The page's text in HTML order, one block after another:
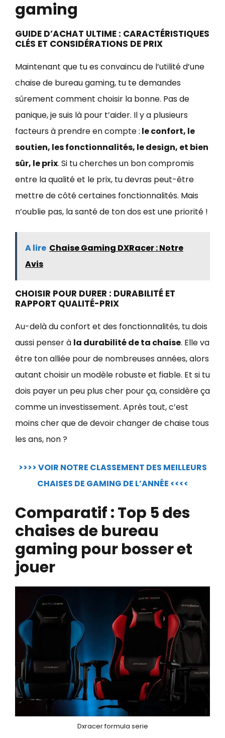
gaming
GUIDE D’ACHAT ULTIME : CARACTÉRISTIQUES
CLÉS ET CONSIDÉRATIONS DE PRIX
Maintenant que tu es convaincu de l’utilité d’une
chaise de bureau gaming, tu te demandes
sûrement comment choisir la bonne. Pas de
panique, je suis là pour t’aider. Il y a plusieurs
facteurs à prendre en compte : le confort, le
soutien, les fonctionnalités, le design, et bien
sûr, le prix. Si tu cherches un bon compromis
entre la qualité et le prix, tu devras peut-être
mettre de côté certaines fonctionnalités. Mais
n’oublie pas, la santé de ton dos est une priorité !
A lire Chaise Gaming DXRacer : Notre
Avis
CHOISIR POUR DURER : DURABILITÉ ET
RAPPORT QUALITÉ-PRIX
Au-delà du confort et des fonctionnalités, tu dois
aussi penser à la durabilité de ta chaise. Elle va
être ton alliée pour de nombreuses années, alors
autant choisir un modèle robuste et fiable. Et si tu
dois payer un peu plus cher pour ça, considère ça
comme un investissement. Après tout, c’est
moins cher que de devoir changer de chaise tous
les ans, non ?
>>>> VOIR NOTRE CLASSEMENT DES MEILLEURS
CHAISES DE GAMING DE L’ANNÉE <<<<
Comparatif : Top 5 des
chaises de bureau
gaming pour bosser et
jouer
Dxracer formula serie